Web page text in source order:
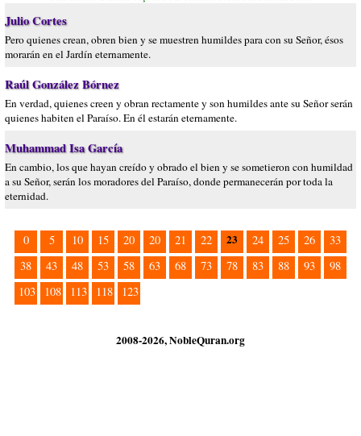
Julio Cortes
Pero quienes crean, obren bien y se muestren humildes para con su Señor, ésos
morarán en el Jardín eternamente.
Raúl González Bórnez
En verdad, quienes creen y obran rectamente y son humildes ante su Señor serán
quienes habiten el Paraíso. En él estarán eternamente.
Muhammad Isa García
En cambio, los que hayan creído y obrado el bien y se sometieron con humildad
a su Señor, serán los moradores del Paraíso, donde permanecerán por toda la
eternidad.
0 5 10 15 20 20 21 22 23 24 25 26
33
38
43 48 53 58 63 68 73 78 83 88 93
98
103
108 113 118 123
2008-2026, NobleQuran.org